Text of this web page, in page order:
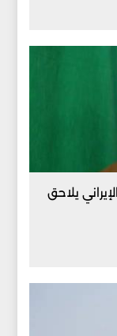
يلاحق